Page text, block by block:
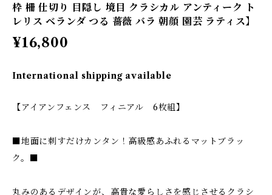
枠 柵 仕切り 目隠し 境目 クラシカル アンティーク ト
レリス ベランダ つる 薔薇 バラ 朝顔 園芸 ラティス】
¥16,800
International shipping available
【アイアンフェンス フィニアル 6枚組】
■地面に刺すだけカンタン！高級感あふれるマットブラッ
ク。■
丸みのあるデザインが、高貴な愛らしさを感じさせるクラシ